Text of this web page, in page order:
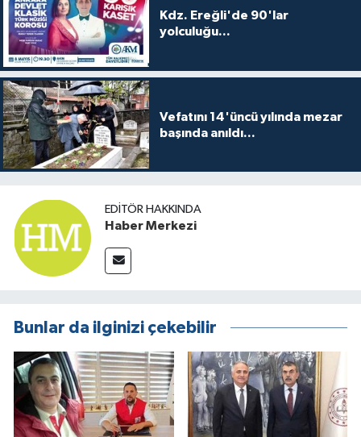
Kdz. Ereğli'de 90'lar
yolculuğu...
Vefatını 14'üncü yılında mezar
başında anıldı...
EDITÖR HAKKINDA
Haber Merkezi
Bunlar da ilginizi çekebilir